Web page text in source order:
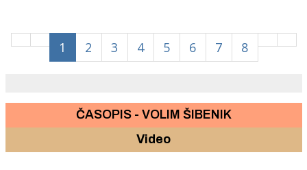
1 2 3 4 5 6 7 8
ČASOPIS - VOLIM ŠIBENIK
Video